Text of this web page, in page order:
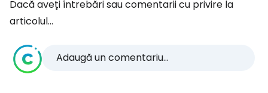
Dacă aveți întrebări sau comentarii cu privire la
articolul...
Adaugă un comentariu...